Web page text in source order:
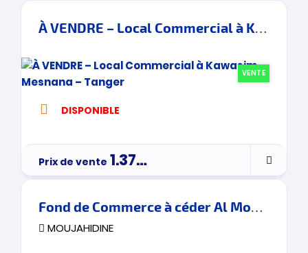
À VENDRE – Local Commercial à Kawasim – Mesnana – Tanger
VENTE
DISPONIBLE
Prix de vente 1.375.000
Fond de Commerce à céder Al Moujahidin – Tanger
MOUJAHIDINE